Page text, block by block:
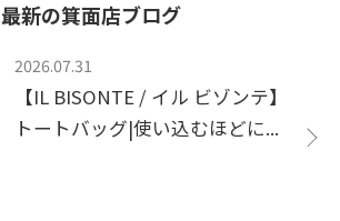
最新の箕面店ブログ
2026.07.31
【IL BISONTE / イル ビゾンテ】
トートバッグ|使い込むほどに...